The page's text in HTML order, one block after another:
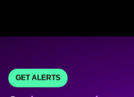
GET ALERTS